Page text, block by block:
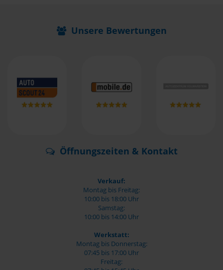
Unsere Bewertungen
Öffnungszeiten & Kontakt
Verkauf:
Montag bis Freitag:
10:00 bis 18:00 Uhr
Samstag:
10:00 bis 14:00 Uhr
Werkstatt:
Montag bis Donnerstag:
07:45 bis 17:00 Uhr
Freitag: